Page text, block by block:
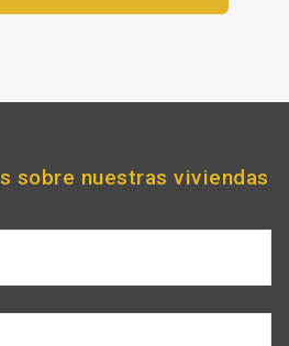
sobre nuestras viviendas